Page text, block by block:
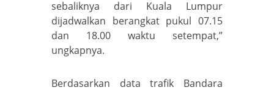
sebaliknya dari Kuala Lumpur
dijadwalkan berangkat pukul 07.15
dan 18.00 waktu setempat,”
ungkapnya.
Berdasarkan data trafik Bandara